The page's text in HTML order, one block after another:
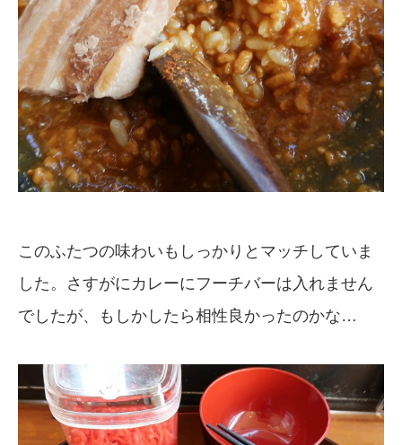
このふたつの味わいもしっかりとマッチしていま
した。さすがにカレーにフーチバーは入れません
でしたが、もしかしたら相性良かったのかな…